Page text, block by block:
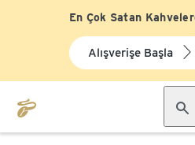
En Çok Satan
Alışverişe Başla